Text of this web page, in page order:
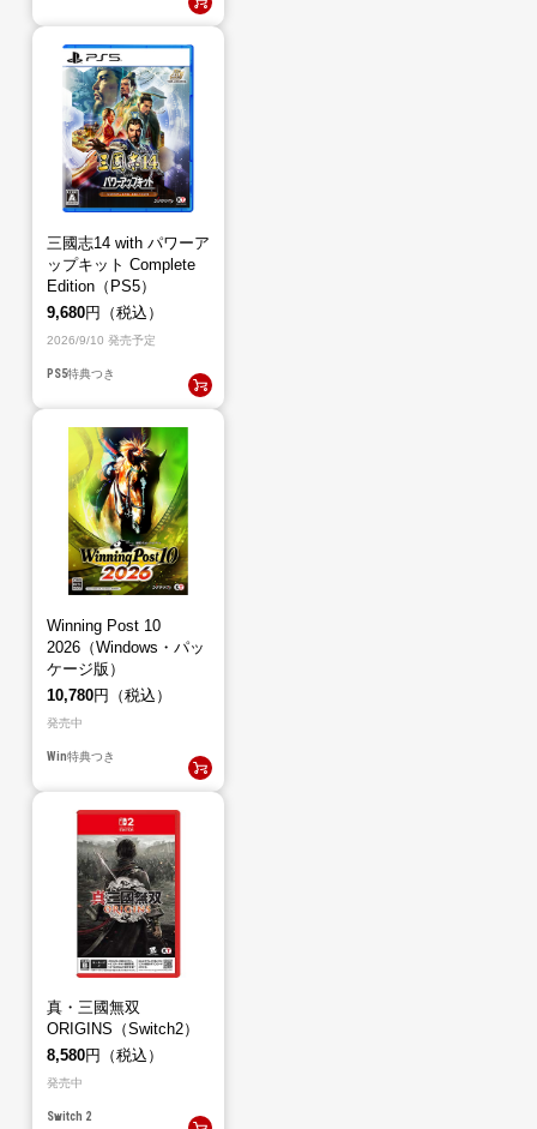
三國志14 with パワーア
ップキット Complete
Edition（PS5）
9,680円（税込）
2026/9/10 発売予定
PS5特典つき
Winning Post 10
2026（Windows・パッ
ケージ版）
10,780円（税込）
発売中
Win特典つき
真・三國無双
ORIGINS（Switch2）
8,580円（税込）
発売中
Switch 2